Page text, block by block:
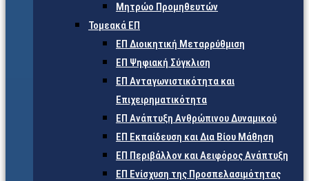
Μητρώο Προμηθευτών
Τομεακά ΕΠ
ΕΠ Διοικητική Μεταρρύθμιση
ΕΠ Ψηφιακή Σύγκλιση
ΕΠ Ανταγωνιστικότητα και
Επιχειρηματικότητα
ΕΠ Ανάπτυξη Ανθρώπινου Δυναμικού
ΕΠ Εκπαίδευση και Δια Βίου Μάθηση
ΕΠ Περιβάλλον και Αειφόρος Ανάπτυξη
ΕΠ Ενίσχυση της Προσπελασιμότητας